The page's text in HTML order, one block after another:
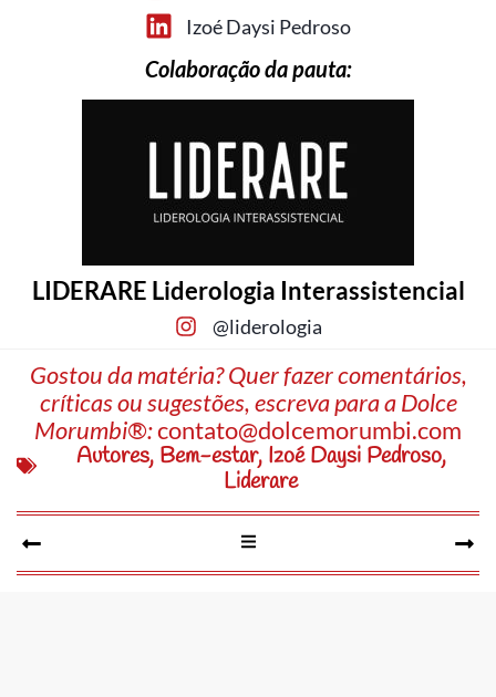
Izoé Daysi Pedroso
Colaboração da pauta:
LIDERARE Liderologia Interassistencial
@liderologia
Gostou da matéria? Quer fazer comentários,
críticas ou sugestões, escreva para a Dolce
Morumbi®:contato@dolcemorumbi.com
Autores, Bem-estar, Izoé Daysi Pedroso,
Liderare